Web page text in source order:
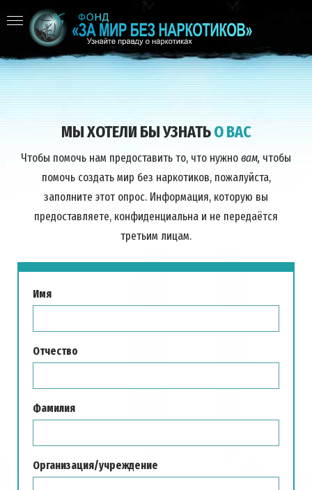
МЫ ХОТЕЛИ БЫ УЗНАТЬО ВАС
Чтобы помочь нам предоставить то, что нужно вам, чтобы
помочь создать мир без наркотиков, пожалуйста,
заполните этот опрос. Информация, которую вы
предоставляете, конфиденциальна и не передаётся
третьим лицам.
Имя
Отчество
Фамилия
Организация/учреждение